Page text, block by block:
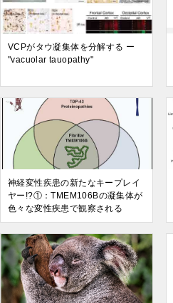
VCPがタウ凝集体を分解する ー
"vacuolar tauopathy"
神経変性疾患の新たなキープレイ
ヤー!?①：TMEM106Bの凝集体が
色々な変性疾患で観察される